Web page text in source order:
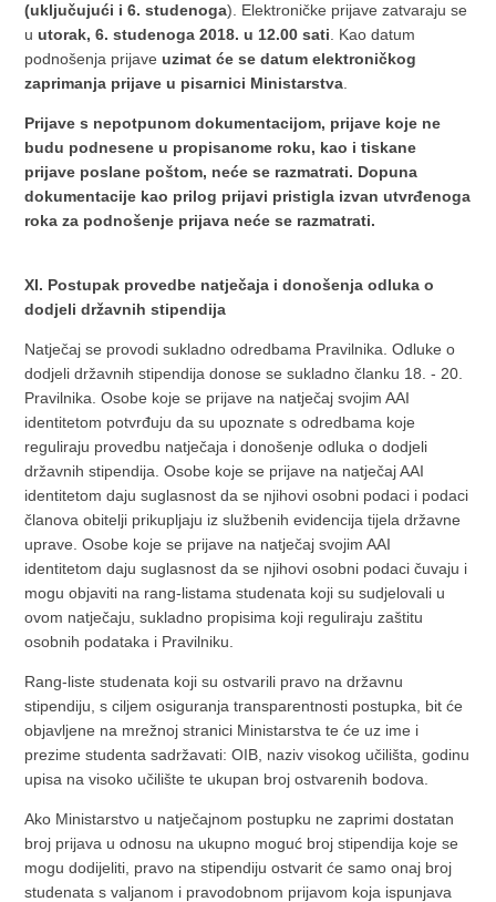
(uključujući i 6. studenoga). Elektroničke prijave zatvaraju se
uutorak, 6. studenoga 2018. u 12.00 sati . Kao datum
podnošenja prijaveuzimat će se datum elektroničkog
zaprimanja prijave u pisarnici Ministarstva
Prijave s nepotpunom dokumentacijom, prijave koje ne
budu podnesene u propisanome roku, kao i tiskane
prijave poslane poštom, neće se razmatrati. Dopuna
dokumentacije kao prilog prijavi pristigla izvan utvrđenoga
roka za podnošenje prijava neće se razmatrati.
XI. Postupak provedbe natječaja i donošenja odluka o
dodjeli državnih stipendija
Natječaj se provodi sukladno odredbama Pravilnika. Odluke o
dodjeli državnih stipendija donose se sukladno članku 18. - 20.
Pravilnika. Osobe koje se prijave na natječaj svojim AAI
identitetom potvrđuju da su upoznate s odredbama koje
reguliraju provedbu natječaja i donošenje odluka o dodjeli
državnih stipendija. Osobe koje se prijave na natječaj AAI
identitetom daju suglasnost da se njihovi osobni podaci i podaci
članova obitelji prikupljaju iz službenih evidencija tijela državne
uprave. Osobe koje se prijave na natječaj svojim AAI
identitetom daju suglasnost da se njihovi osobni podaci čuvaju i
mogu objaviti na rang-listama studenata koji su sudjelovali u
ovom natječaju, sukladno propisima koji reguliraju zaštitu
osobnih podataka i Pravilniku.
Rang-liste studenata koji su ostvarili pravo na državnu
stipendiju, s ciljem osiguranja transparentnosti postupka, bit će
objavljene na mrežnoj stranici Ministarstva te će uz ime i
prezime studenta sadržavati: OIB, naziv visokog učilišta, godinu
upisa na visoko učilište te ukupan broj ostvarenih bodova.
Ako Ministarstvo u natječajnom postupku ne zaprimi dostatan
broj prijava u odnosu na ukupno moguć broj stipendija koje se
mogu dodijeliti, pravo na stipendiju ostvarit će samo onaj broj
studenata s valjanom i pravodobnom prijavom koja ispunjava